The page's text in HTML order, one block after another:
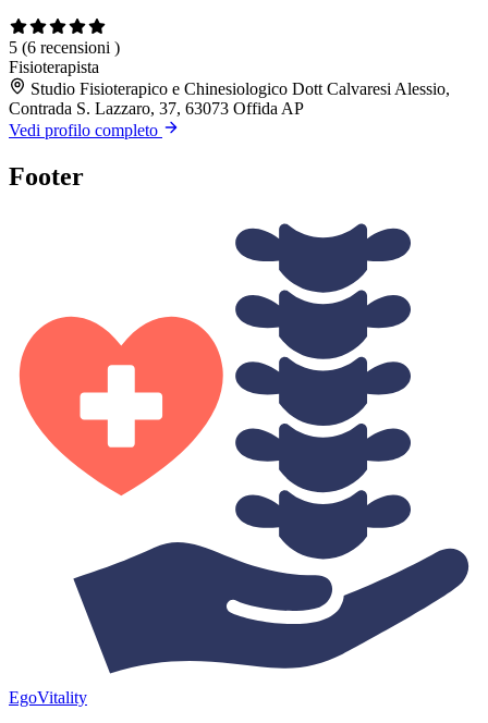
5 (6 recensioni )
Fisioterapista
Studio Fisioterapico e Chinesiologico Dott Calvaresi Alessio,
Contrada S. Lazzaro, 37, 63073 Offida AP
Vedi profilo completo
Footer
EgoVitality